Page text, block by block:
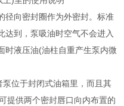
径向密封圈作为外密封。标准
达到，泵吸油时空气不会进入
时液压油(油柱自重产生泵内微
位于封闭式油箱里，而且其
提供两个密封唇口向内布置的